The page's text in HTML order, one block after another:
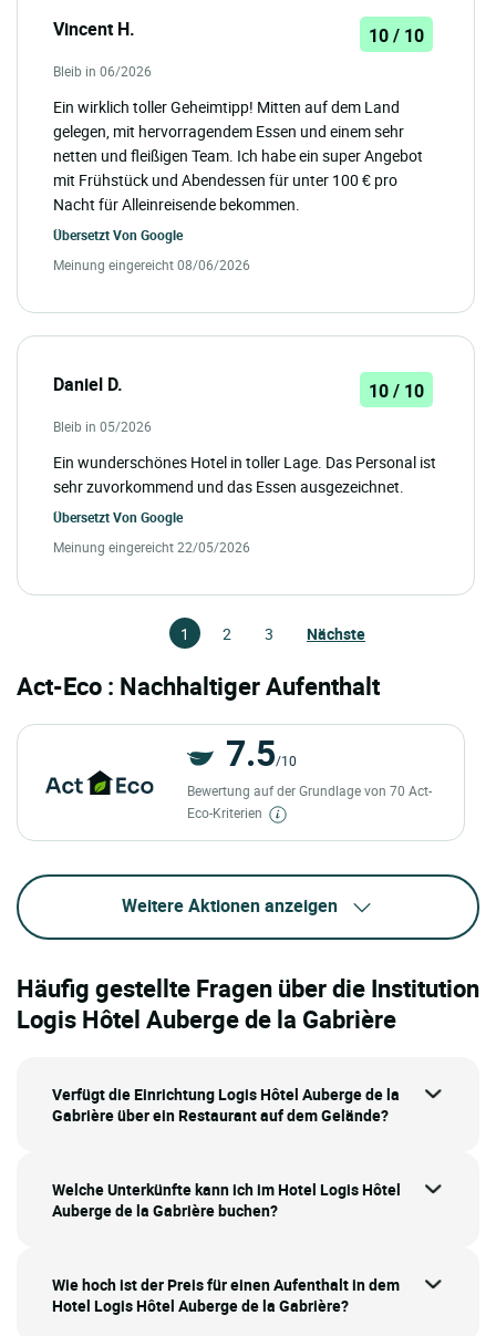
Vincent H. 10 / 10
Bleib in 06/2026
Ein wirklich toller Geheimtipp! Mitten auf dem Land
gelegen, mit hervorragendem Essen und einem sehr
netten und fleißigen Team. Ich habe ein super Angebot
mit Frühstück und Abendessen für unter 100 € pro
Nacht für Alleinreisende bekommen.
Übersetzt Von Google
Meinung eingereicht 08/06/2026
Daniel D. 10 / 10
Bleib in 05/2026
Ein wunderschönes Hotel in toller Lage. Das Personal ist
sehr zuvorkommend und das Essen ausgezeichnet.
Übersetzt Von Google
Meinung eingereicht 22/05/2026
1 2 3 Nächste
Act-Eco : Nachhaltiger Aufenthalt
7.5/10
Bewertung auf der Grundlage von 70 Act-
Eco-Kriterien
Weitere Aktionen anzeigen
Häufig gestellte Fragen über die Institution
Logis Hôtel Auberge de la Gabrière
Verfügt die Einrichtung Logis Hôtel Auberge de la
Gabrière über ein Restaurant auf dem Gelände?
Welche Unterkünfte kann ich im Hotel Logis Hôtel
Auberge de la Gabrière buchen?
Wie hoch ist der Preis für einen Aufenthalt in dem
Hotel Logis Hôtel Auberge de la Gabrière?